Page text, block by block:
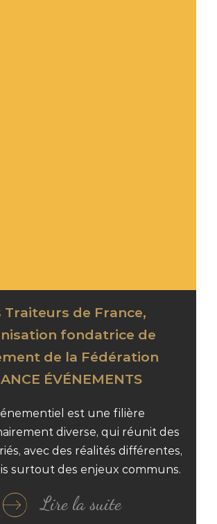
Traiteurs de France,
fondatrice de
de la Fédération
ÉVÉNEMENTS
est une filière
diverse, qui réunit des
avec des réalités différentes,
surtout des enjeux communs.
Lire la suite